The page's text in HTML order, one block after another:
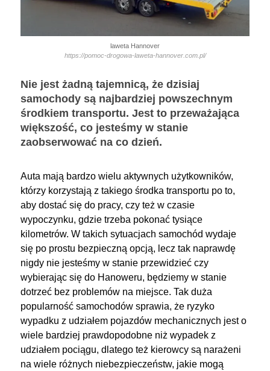
laweta Hannover
https://pomoc-drogowa-laweta-hannover.com.pl/
Nie jest żadną tajemnicą, że dzisiaj
samochody są najbardziej powszechnym
środkiem transportu. Jest to przeważająca
większość, co jesteśmy w stanie
zaobserwować na co dzień.
Auta mają bardzo wielu aktywnych użytkowników,
którzy korzystają z takiego środka transportu po to,
aby dostać się do pracy, czy też w czasie
wypoczynku, gdzie trzeba pokonać tysiące
kilometrów. W takich sytuacjach samochód wydaje
się po prostu bezpieczną opcją, lecz tak naprawdę
nigdy nie jesteśmy w stanie przewidzieć czy
wybierając się do Hanoweru, będziemy w stanie
dotrzeć bez problemów na miejsce. Tak duża
popularność samochodów sprawia, że ryzyko
wypadku z udziałem pojazdów mechanicznych jest o
wiele bardziej prawdopodobne niż wypadek z
udziałem pociągu, dlatego też kierowcy są narażeni
na wiele różnych niebezpieczeństw, jakie mogą